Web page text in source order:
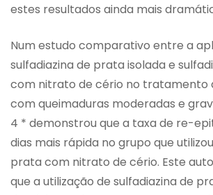
estes resultados ainda mais
Num estudo comparativo entre a
sulfadiazina de prata isolada e
com nitrato de cério no tratamento
com queimaduras moderadas e
4 * demonstrou que a taxa de re-
dias mais rápida no grupo que
prata com nitrato de cério. Este
que a utilização de sulfadiazina de